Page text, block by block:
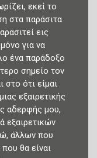
εκεί το
στα παράσιτα
εις
για να
ένα παράδοξο
σημείο τον
στο ότι είμαι
εξαιρετικής
αδερφής μου,
εξαιρετικών
άλλων που
θα είναι